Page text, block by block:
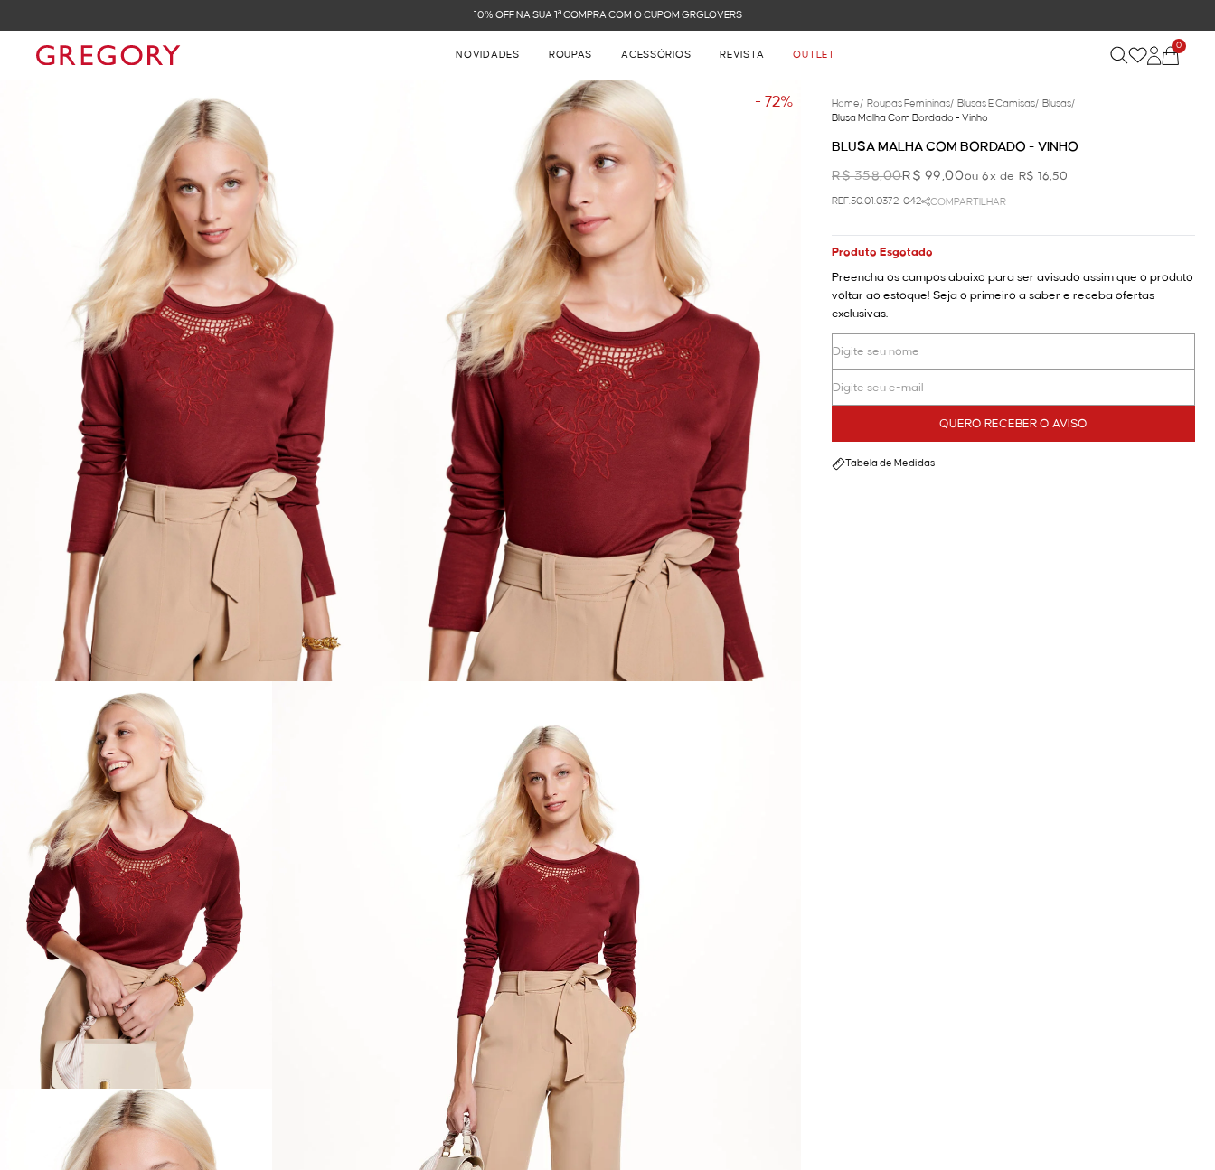
FRETE GRÁTIS NAS COMPRAS ACIMA DE R$ 899
NOVIDADES ROUPAS ACESSÓRIOS REVISTA OUTLET
0
- 72% Home/ Roupas Femininas/ Blusas E Camisas/ Blusas/
Blusa Malha Com Bordado - Vinho
BLUSA MALHA COM BORDADO - VINHO
R$ 358,00R$ 99,00ou 6x de R$ 16,50
REF.50.01.0372-042 COMPARTILHAR
Produto Esgotado
Preencha os campos abaixo para ser avisado assim que o produto
voltar ao estoque! Seja o primeiro a saber e receba ofertas
exclusivas.
QUERO RECEBER O AVISO
Tabela de Medidas